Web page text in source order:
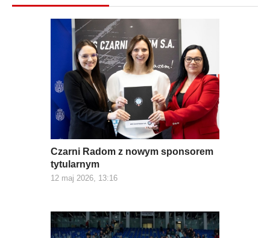
Czarni Radom z nowym sponsorem
tytularnym
12 maj 2026, 13:16